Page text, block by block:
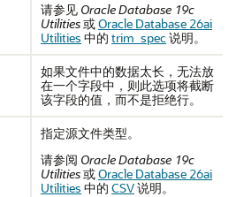
请参见 Oracle Database 19c
Utilities或Oracle Database 26ai
Utilities 中的 trim_spec说明。
如果文件中的数据太长，无法放
在一个字段中，则此选项将截断
该字段的值，而不是拒绝行。
指定源文件类型。
请参阅 Oracle Database 19c
Utilities或Oracle Database 26ai
Utilities 中的 CSV说明。